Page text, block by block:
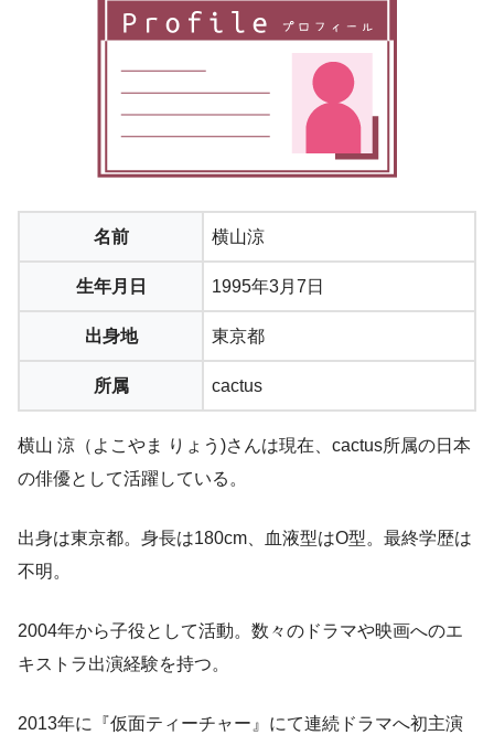
名前 横山涼
生年月日 1995年3月7日
出身地 東京都
所属 cactus
横山 涼（よこやま りょう)さんは現在、cactus所属の日本
の俳優として活躍している。
出身は東京都。身長は180cm、血液型はO型。最終学歴は
不明。
2004年から子役として活動。数々のドラマや映画へのエ
キストラ出演経験を持つ。
2013年に『仮面ティーチャー』にて連続ドラマへ初主演